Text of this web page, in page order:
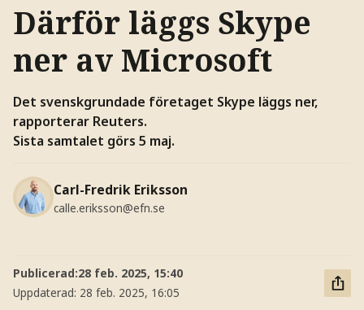
Därför läggs Skype
ner av Microsoft
Det svenskgrundade företaget Skype läggs ner,
rapporterar Reuters.
Sista samtalet görs 5 maj.
Carl-Fredrik Eriksson
calle.eriksson@efn.se
Publicerad:28 feb. 2025, 15:40
Uppdaterad: 28 feb. 2025, 16:05